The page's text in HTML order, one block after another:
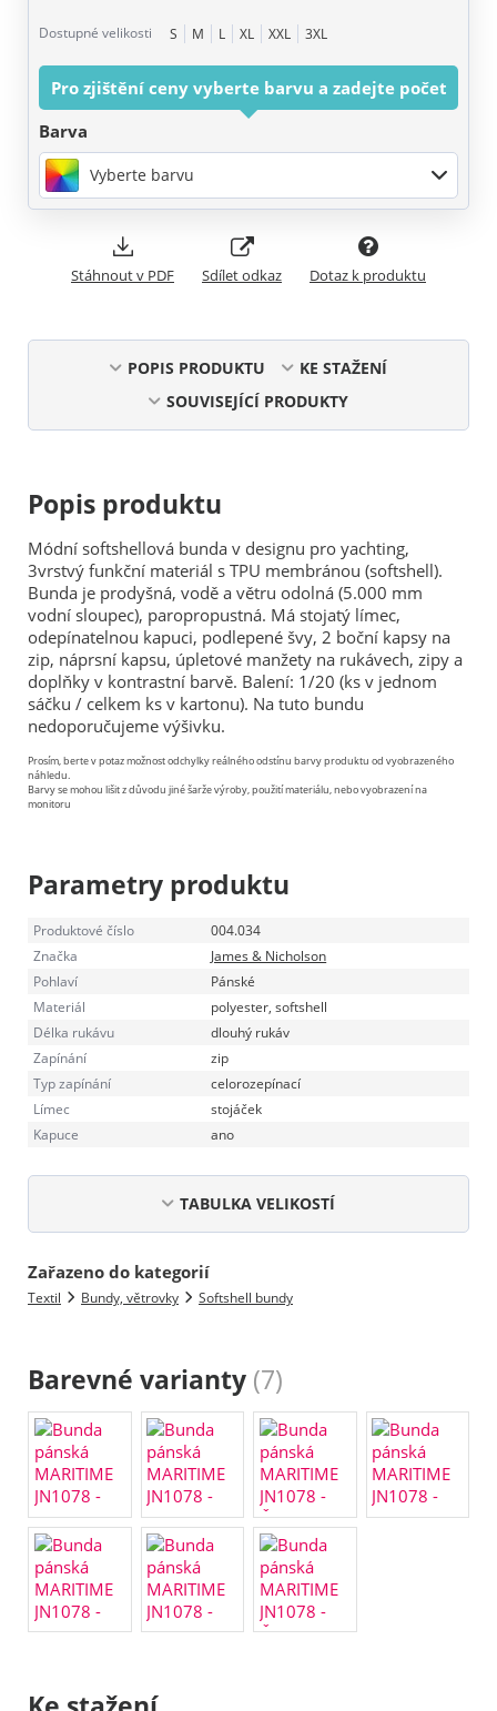
Dostupné velikosti S M L XL XXL 3XL
Pro zjištění ceny vyberte barvu a zadejte počet
Barva
Vyberte barvu
Stáhnout v PDF Sdílet odkaz Dotaz k produktu
POPIS PRODUKTU
KE STAŽENÍ
SOUVISEJÍCÍ PRODUKTY
Popis produktu
Módní softshellová bunda v designu pro yachting,
3vrstvý funkční materiál s TPU membránou (softshell).
Bunda je prodyšná, vodě a větru odolná (5.000 mm
vodní sloupec), paropropustná. Má stojatý límec,
odepínatelnou kapuci, podlepené švy, 2 boční kapsy na
zip, náprsní kapsu, úpletové manžety na rukávech, zipy a
doplňky v kontrastní barvě. Balení: 1/20 (ks v jednom
sáčku / celkem ks v kartonu). Na tuto bundu
nedoporučujeme výšivku.
Prosím, berte v potaz možnost odchylky reálného odstínu barvy produktu od vyobrazeného
náhledu.
Barvy se mohou lišit z důvodu jiné šarže výroby, použití materiálu, nebo vyobrazení na
monitoru
Parametry produktu
Produktové číslo
004.034
Značka
James & Nicholson
Pohlaví
Pánské
Materiál
polyester, softshell
Délka rukávu
dlouhý rukáv
Zapínání
zip
Typ zapínání
celorozepínací
Límec
stojáček
Kapuce
ano
TABULKA VELIKOSTÍ
Zařazeno do kategorií
Textil Bundy, větrovky Softshell bundy
Barevné varianty (7)